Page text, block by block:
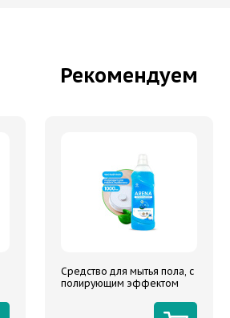
Рекомендуем
Средство для мытья пола, с
полирующим эффектом